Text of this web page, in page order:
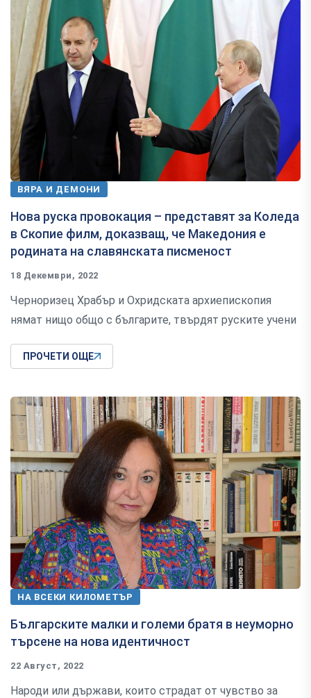
ВЯРА И ДЕМОНИ
Нова руска провокация – представят за Коледа
в Скопие филм, доказващ, че Македония е
родината на славянската писменост
18 Декември, 2022
Черноризец Храбър и Охридската архиепископия
нямат нищо общо с българите, твърдят руските учени
ПРОЧЕТИ ОЩЕ
НА ВСЕКИ КИЛОМЕТЪР
Българските малки и големи братя в неуморно
търсене на нова идентичност
22 Август, 2022
Народи или държави, които страдат от чувство за